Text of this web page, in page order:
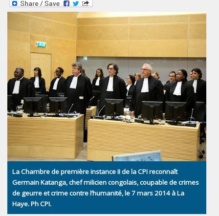
La Chambre de première instance II de la CPI reconnaît
Germain Katanga, chef milicien congolais, coupable de crimes
de geurre et crime contre l’humanité, le 7 mars 2014 à La
Haye. Ph CPI.